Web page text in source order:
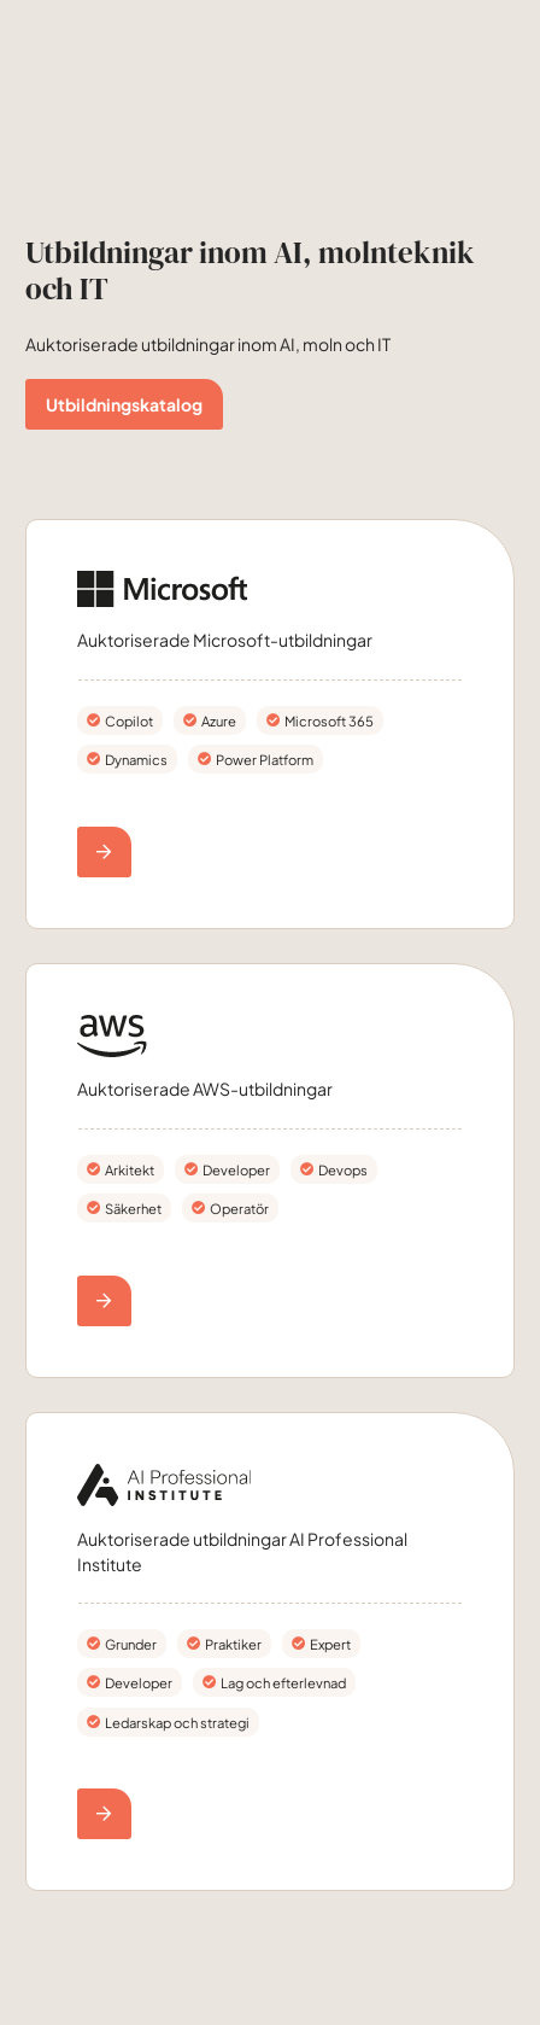
Utbildningar inom AI, molnteknik
och IT
Auktoriserade utbildningar inom AI, moln och IT
Utbildningskatalog
Auktoriserade Microsoft-utbildningar
Copilot Azure Microsoft 365
Dynamics Power Platform
Auktoriserade AWS-utbildningar
Arkitekt Developer Devops
Säkerhet Operatör
Auktoriserade utbildningar AI Professional
Institute
Grunder Praktiker Expert
Developer Lag och efterlevnad
Ledarskap och strategi